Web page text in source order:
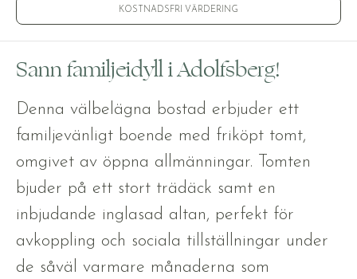
KOSTNADSFRI VÄRDERING
Sann familjeidyll i Adolfsberg!
Denna välbelägna bostad erbjuder ett
familjevänligt boende med friköpt tomt,
omgivet av öppna allmänningar. Tomten
bjuder på ett stort trädäck samt en
inbjudande inglasad altan, perfekt för
avkoppling och sociala tillställningar under
de såväl varmare månaderna som